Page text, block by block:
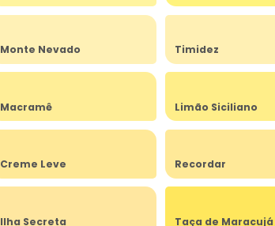
Monte Nevado Timidez
Macramê Limão Siciliano
Creme Leve Recordar
Ilha Secreta Taça de Maracujá